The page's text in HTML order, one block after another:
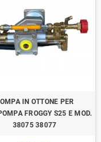
IN OTTONE PER
FROGGY S25 E MOD.
38075 38077